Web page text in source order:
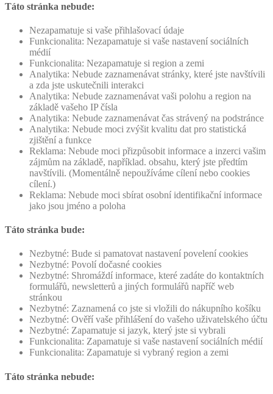
Táto stránka nebude:
Nezapamatuje si vaše přihlašovací údaje
Funkcionalita: Nezapamatuje si vaše nastavení sociálních
médií
Funkcionalita: Nezapamatuje si region a zemi
Analytika: Nebude zaznamenávat stránky, které jste navštívili
a zda jste uskutečnili interakci
Analytika: Nebude zaznamenávat vaši polohu a region na
základě vašeho IP čísla
Analytika: Nebude zaznamenávat čas strávený na podstránce
Analytika: Nebude moci zvýšit kvalitu dat pro statistická
zjištění a funkce
Reklama: Nebude moci přizpůsobit informace a inzerci vašim
zájmům na základě, například. obsahu, který jste předtím
navštívili. (Momentálně nepoužíváme cílení nebo cookies
cílení.)
Reklama: Nebude moci sbírat osobní identifikační informace
jako jsou jméno a poloha
Táto stránka bude:
Nezbytné: Bude si pamatovat nastavení povelení cookies
Nezbytné: Povolí dočasné cookies
Nezbytné: Shromáždí informace, které zadáte do kontaktních
formulářů, newsletterů a jiných formulářů napříč web
stránkou
Nezbytné: Zaznamená co jste si vložili do nákupního košíku
Nezbytné: Ověří vaše přihlášení do vašeho uživatelského účtu
Nezbytné: Zapamatuje si jazyk, který jste si vybrali
Funkcionalita: Zapamatuje si vaše nastavení sociálních médií
Funkcionalita: Zapamatuje si vybraný region a zemi
Táto stránka nebude: